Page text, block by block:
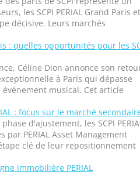
les SCPI PERIAL Grand Paris et
décisive. Leurs marchés
: quelles opportunités pour les
Céline Dion annonce son
à Paris qui dépasse
musical. Cet article
: focus sur le marché
d'ajustement, les SCPI
par PERIAL Asset Management
clé de leur repositionnement
immobilière PERIAL